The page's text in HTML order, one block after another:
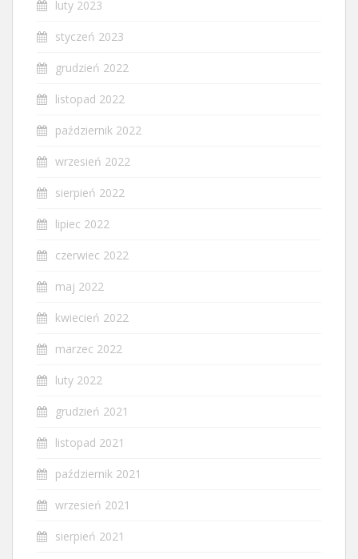
luty 2023
styczeń 2023
grudzień 2022
listopad 2022
październik 2022
wrzesień 2022
sierpień 2022
lipiec 2022
czerwiec 2022
maj 2022
kwiecień 2022
marzec 2022
luty 2022
grudzień 2021
listopad 2021
październik 2021
wrzesień 2021
sierpień 2021